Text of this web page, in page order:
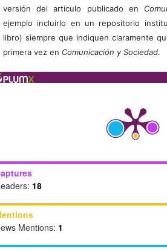
versión del artículo publicado en
ejemplo incluirlo en un repositorio
libro) siempre que indiquen claramente
primera vez en Comunicación y Sociedad.
18
Mentions: 1